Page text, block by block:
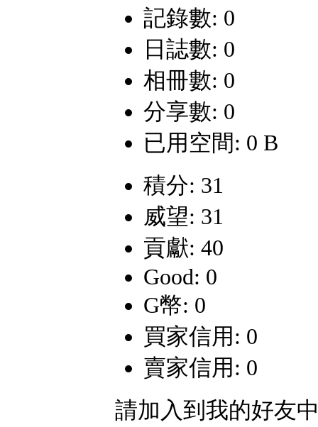
記錄數: 0
日誌數: 0
相冊數: 0
分享數: 0
已用空間: 0 B
積分: 31
威望: 31
貢獻: 40
Good: 0
G幣: 0
買家信用: 0
賣家信用: 0
請加入到我的好友